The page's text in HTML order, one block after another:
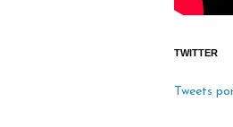
TWITTER
Tweets